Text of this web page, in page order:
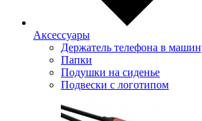
Аксессуары
Держатель телефона в
Папки
Подушки на сиденье
Подвески с логотипом